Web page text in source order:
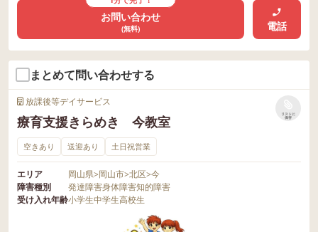
お問い合わせ
(無料) 電話
まとめて問い合わせする
放課後等デイサービス
療育支援きらめき 今教室
リストに
保存
空きあり 送迎あり 土日祝営業
エリア 岡山県>岡山市>北区>今
障害種別
発達障害身体障害知的障害
受け入れ年齢小学生中学生高校生